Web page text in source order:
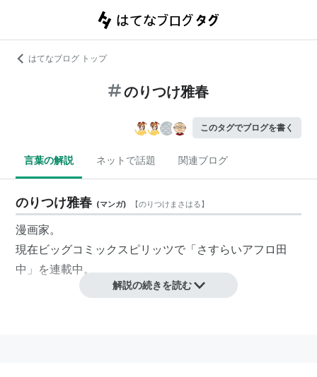
はてなブログ トップ
のりつけ雅春
このタグでブログを書く
言葉の解説 ネットで話題 関連ブログ
のりつけ雅春 (マンガ) 【のりつけまさはる】
漫画家。
現在ビッグコミックスピリッツで「さすらいアフロ田
中」を連載中。
解説の続きを読む